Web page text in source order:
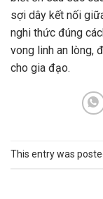
sợi dây kết nối
nghi thức đúng
vong linh an lòng,
cho gia đạo.
This entry was